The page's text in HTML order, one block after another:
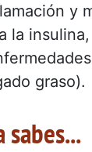
y
la
graso).
sabes...